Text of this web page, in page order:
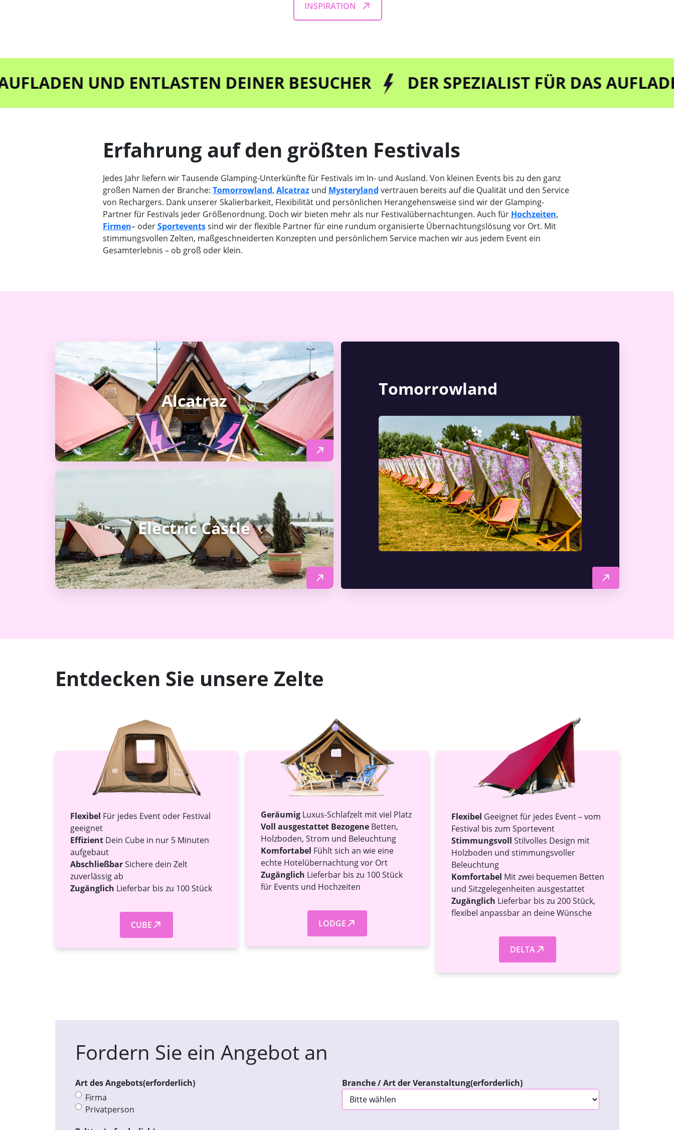
INSPIRATION
UND ENTLASTEN DEINER BESUCHER DER SPEZIALIST FÜR DAS AUFLADEN
Erfahrung auf den größten Festivals
Jedes Jahr liefern wir Tausende Glamping-Unterkünfte für Festivals im In- und Ausland. Von kleinen Events bis zu den ganz
großen Namen der Branche: Tomorrowland, Alcatrazund Mysteryland vertrauen bereits auf die Qualität und den Service
von Rechargers. Dank unserer Skalierbarkeit, Flexibilität und persönlichen Herangehensweise sind wir der Glamping-
Partner für Festivals jeder Größenordnung. Doch wir bieten mehr als nur Festivalübernachtungen. Auch für Hochzeiten,
Firmen– oderSporteventssind wir der flexible Partner für eine rundum organisierte Übernachtungslösung vor Ort. Mit
stimmungsvollen Zelten, maßgeschneiderten Konzepten und persönlichem Service machen wir aus jedem Event ein
Gesamterlebnis – ob groß oder klein.
Alcatraz
Electric Castle
Tomorrowland
Entdecken Sie unsere Zelte
Flexibel Für jedes Event oder Festival
geeignet
EffizientDein Cube in nur 5 Minuten
aufgebaut
AbschließbarSichere dein Zelt
zuverlässig ab
Zugänglich Lieferbar bis zu 100 Stück
CUBE
GeräumigLuxus-Schlafzelt mit viel Platz
Voll ausgestattet BezogeneBetten,
Holzboden, Strom und Beleuchtung
Komfortabel Fühlt sich an wie eine
echte Hotelübernachtung vor Ort
Zugänglich Lieferbar bis zu 100 Stück
für Events und Hochzeiten
LODGE
Flexibel Geeignet für jedes Event – vom
Festival bis zum Sportevent
Stimmungsvoll Stilvolles Design mit
Holzboden und stimmungsvoller
Beleuchtung
Komfortabel Mit zwei bequemen Betten
und Sitzgelegenheiten ausgestattet
Zugänglich Lieferbar bis zu 200 Stück,
flexibel anpassbar an deine Wünsche
DELTA
Fordern Sie ein Angebot an
Art des Angebots(erforderlich)
Firma
Privatperson
Branche / Art der Veranstaltung(erforderlich)